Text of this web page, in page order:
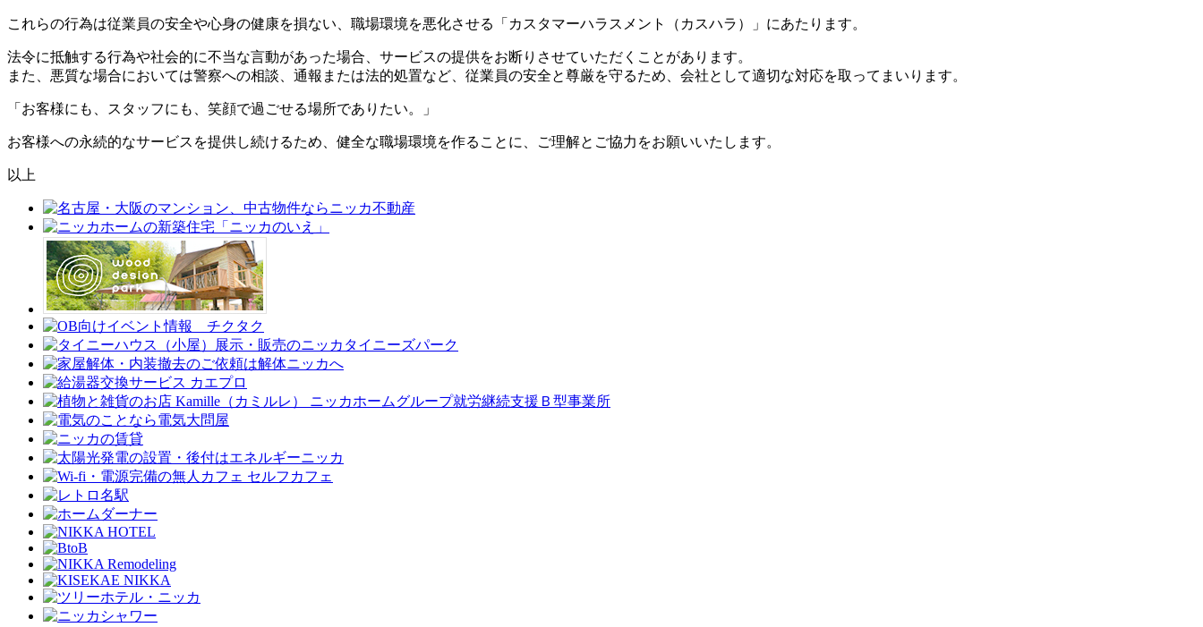
これらの行為は従業員の安全や心身の健康を損ない、職場環境を悪化させる 「カスタマーハラスメント（カスハラ）」 にあたります。
法令に抵触する行為や社会的に不当な言動があった場合、サービスの提供をお断りさせていただくことがあります。
また、悪質な場合においては警察への相談、通報または法的処置など、従業員の安全と尊厳を守るため、会社として適切な対応を取ってまいります。
「お客様にも、スタッフにも、笑顔で過ごせる場所でありたい。」
お客様への永続的なサービスを提供し続けるため、健全な職場環境を作ることに、ご理解とご協力をお願いいたします。
以上